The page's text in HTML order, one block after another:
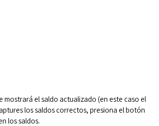
mostrará el saldo actualizado (en este caso el
los saldos correctos, presiona el botón
los saldos.